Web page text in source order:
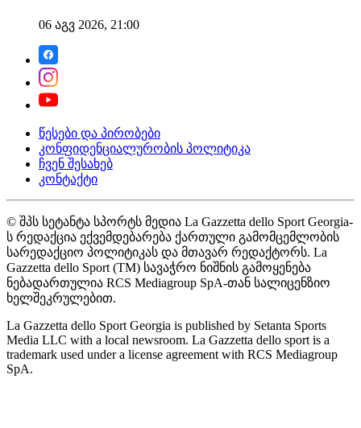
06 აგვ 2026, 21:00
წესები და პირობები
კონფიდენციალურობის პოლიტიკა
ჩვენ შესახებ
კონტაქტი
© შპს სეტანტა სპორტს მედია La Gazzetta dello Sport Georgia-
ს რედაქცია ექვემდებარება ქართული გამომცემლობის
სარედაქციო პოლიტიკას და მთავარ რედაქტორს. La
Gazzetta dello Sport (TM) სავაჭრო ნიშნის გამოყენება
ნებადართულია RCS Mediagroup SpA-თან სალიცენზიო
ხელშეკრულებით.
La Gazzetta dello Sport Georgia is published by Setanta Sports
Media LLC with a local newsroom. La Gazzetta dello sport is a
trademark used under a license agreement with RCS Mediagroup
SpA.